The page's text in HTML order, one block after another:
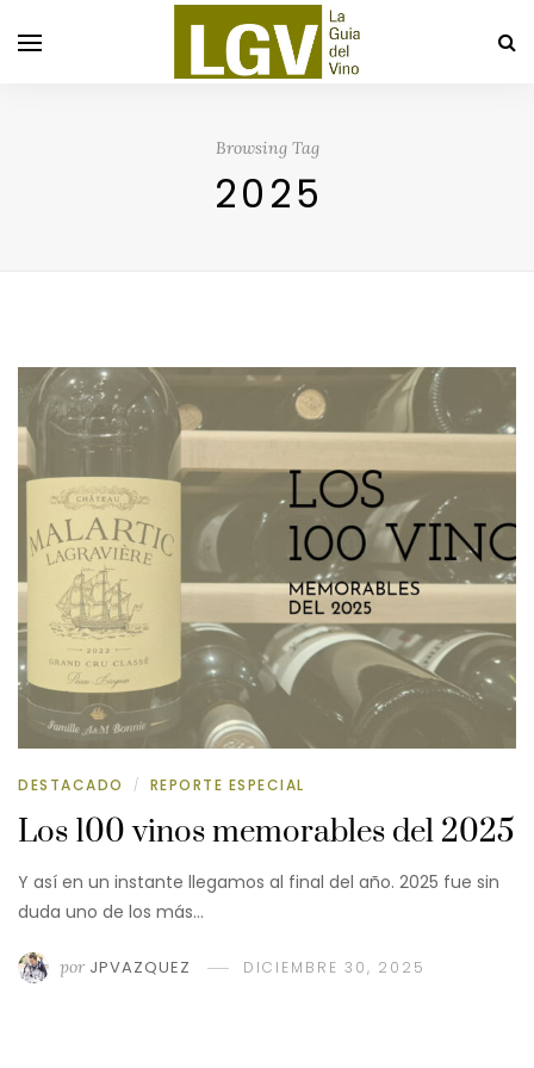
Browsing Tag
2025
DESTACADO / REPORTE ESPECIAL
Los 100 vinos memorables del 2025
Y así en un instante llegamos al final del año. 2025 fue sin
duda uno de los más…
por JPVAZQUEZ DICIEMBRE 30, 2025